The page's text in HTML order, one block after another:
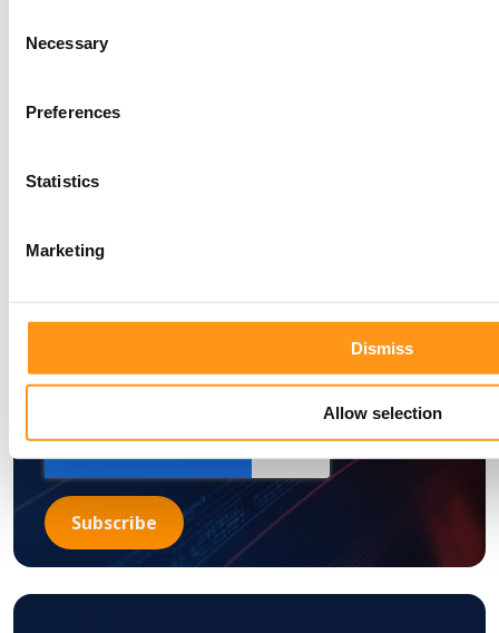
Selection
Necessary
Preferences
Statistics
Marketing
Dismiss
Allow selection
the latest insights —
subscribe to the
Qserve newsletter